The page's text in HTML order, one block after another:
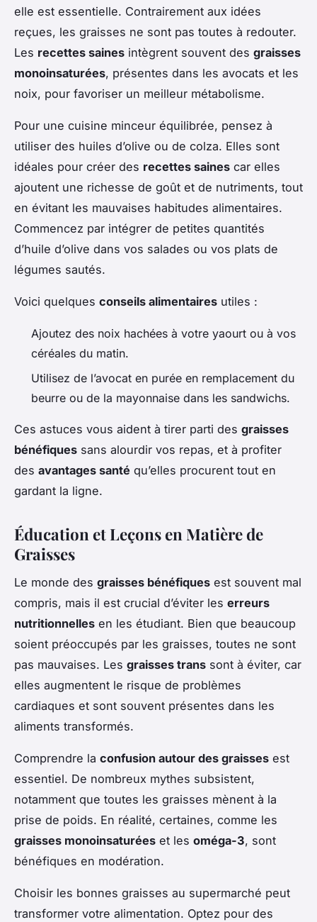
elle est essentielle. Contrairement aux idées
reçues, les graisses ne sont pas toutes à redouter.
Les recettes saines intègrent souvent des graisses
monoinsaturées, présentes dans les avocats et les
noix, pour favoriser un meilleur métabolisme.
Pour une cuisine minceur équilibrée, pensez à
utiliser des huiles d’olive ou de colza. Elles sont
idéales pour créer des recettes saines car elles
ajoutent une richesse de goût et de nutriments, tout
en évitant les mauvaises habitudes alimentaires.
Commencez par intégrer de petites quantités
d’huile d’olive dans vos salades ou vos plats de
légumes sautés.
Voici quelques conseils alimentaires utiles :
Ajoutez des noix hachées à votre yaourt ou à vos
céréales du matin.
Utilisez de l’avocat en purée en remplacement du
beurre ou de la mayonnaise dans les sandwichs.
Ces astuces vous aident à tirer parti des graisses
bénéfiques sans alourdir vos repas, et à profiter
des avantages santé qu’elles procurent tout en
gardant la ligne.
Éducation et Leçons en Matière de
Graisses
Le monde des graisses bénéfiques est souvent mal
compris, mais il est crucial d’éviter les erreurs
nutritionnelles en les étudiant. Bien que beaucoup
soient préoccupés par les graisses, toutes ne sont
pas mauvaises. Les graisses trans sont à éviter, car
elles augmentent le risque de problèmes
cardiaques et sont souvent présentes dans les
aliments transformés.
Comprendre la confusion autour des graisses est
essentiel. De nombreux mythes subsistent,
notamment que toutes les graisses mènent à la
prise de poids. En réalité, certaines, comme les
graisses monoinsaturées et les oméga-3, sont
bénéfiques en modération.
Choisir les bonnes graisses au supermarché peut
transformer votre alimentation. Optez pour des